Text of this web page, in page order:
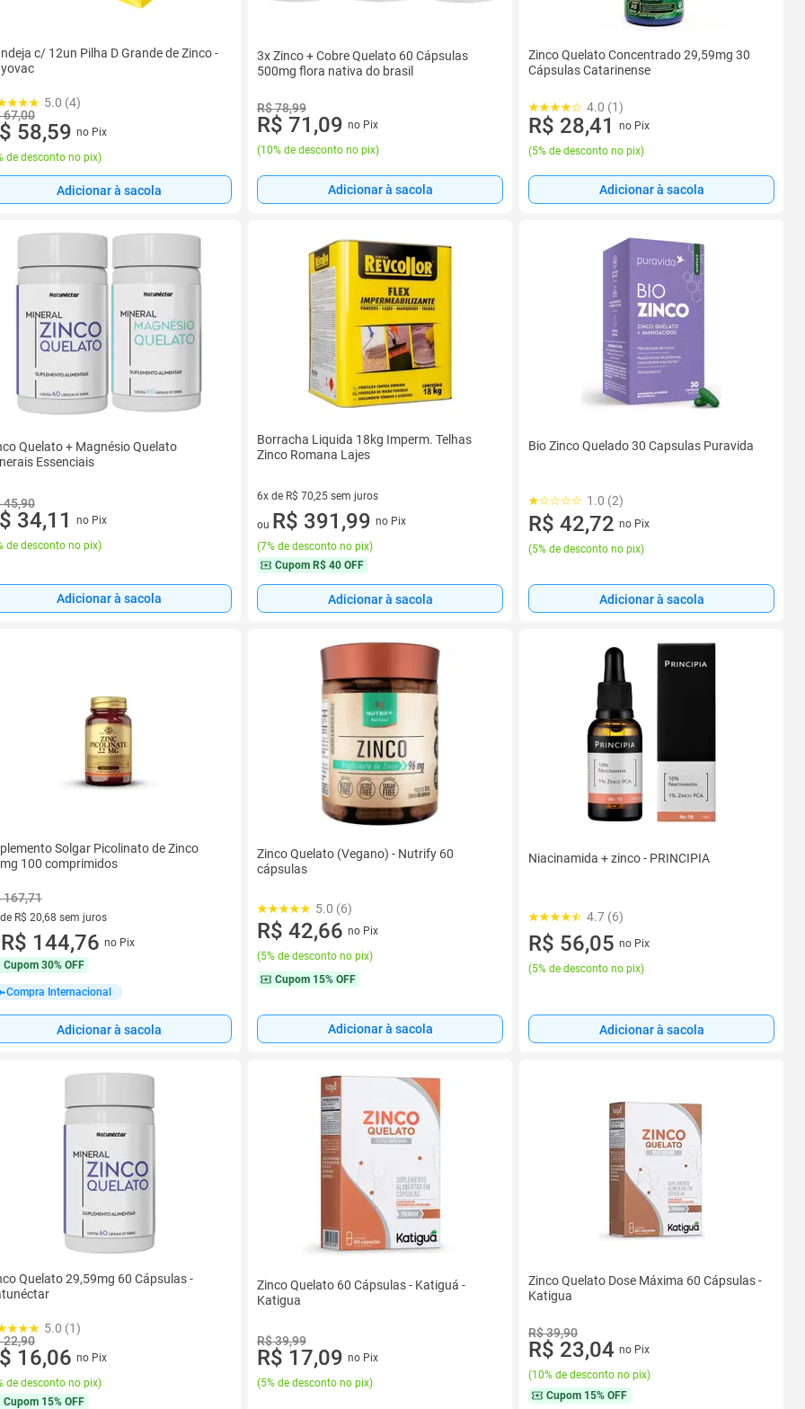
c/ 12un Pilha D Grande de Zinco -
5.0 (4)
67,00
58,59 no Pix
de desconto no pix)
Adicionar à sacola
3x Zinco + Cobre Quelato 60 Cápsulas
500mg flora nativa do brasil
R$ 78,99
R$ 71,09 no Pix
(10% de desconto no pix)
Adicionar à sacola
Zinco Quelato Concentrado 29,59mg 30
Cápsulas Catarinense
4.0 (1)
R$ 28,41
no Pix
(5% de desconto no pix)
Adicionar à sacola
Quelato + Magnésio Quelato
Essenciais
45,90
34,11
no Pix
de desconto no pix)
Adicionar à sacola
Borracha Liquida 18kg Imperm. Telhas
Zinco Romana Lajes
6x de R$ 70,25 sem juros
6 vez de R$ 70,25 sem juros
ou R$ 391,99 no Pix
(7% de desconto no pix)
Cupom R$ 40 OFF
Adicionar à sacola
Bio Zinco Quelado 30 Capsulas Puravida
1.0 (2)
R$ 42,72 no Pix
(5% de desconto no pix)
Adicionar à sacola
Solgar Picolinato de Zinco
100 comprimidos
167,71
R$ 20,68 sem juros
de R$ 20,68 sem juros
R$ 144,76 no Pix
Cupom 30% OFF
Compra Internacional
Adicionar à sacola
Zinco Quelato (Vegano) - Nutrify 60
cápsulas
5.0 (6)
R$ 42,66 no Pix
(5% de desconto no pix)
Cupom 15% OFF
Adicionar à sacola
Niacinamida + zinco - PRINCIPIA
4.7 (6)
R$ 56,05 no Pix
(5% de desconto no pix)
Adicionar à sacola
Quelato 29,59mg 60 Cápsulas -
5.0 (1)
22,90
16,06 no Pix
de desconto no pix)
Cupom 15% OFF
Zinco Quelato 60 Cápsulas - Katiguá -
Katigua
R$ 39,99
R$ 17,09 no Pix
(5% de desconto no pix)
Zinco Quelato Dose Máxima 60 Cápsulas -
Katigua
R$ 39,90
R$ 23,04 no Pix
(10% de desconto no pix)
Cupom 15% OFF